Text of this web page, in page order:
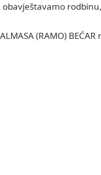
obavještavamo
ALMASA (RAMO) BEĆAR